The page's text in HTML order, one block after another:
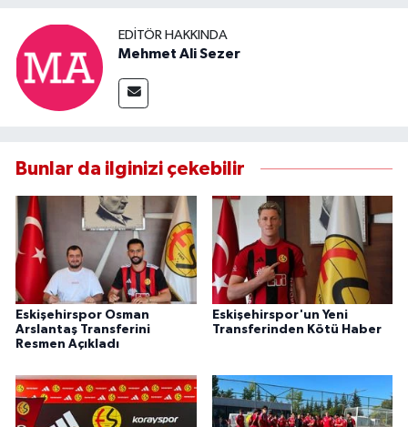
EDITÖR HAKKINDA
Mehmet Ali Sezer
Bunlar da ilginizi çekebilir
Eskişehirspor Osman
Arslantaş Transferini
Resmen Açıkladı
Eskişehirspor'un Yeni
Transferinden Kötü Haber